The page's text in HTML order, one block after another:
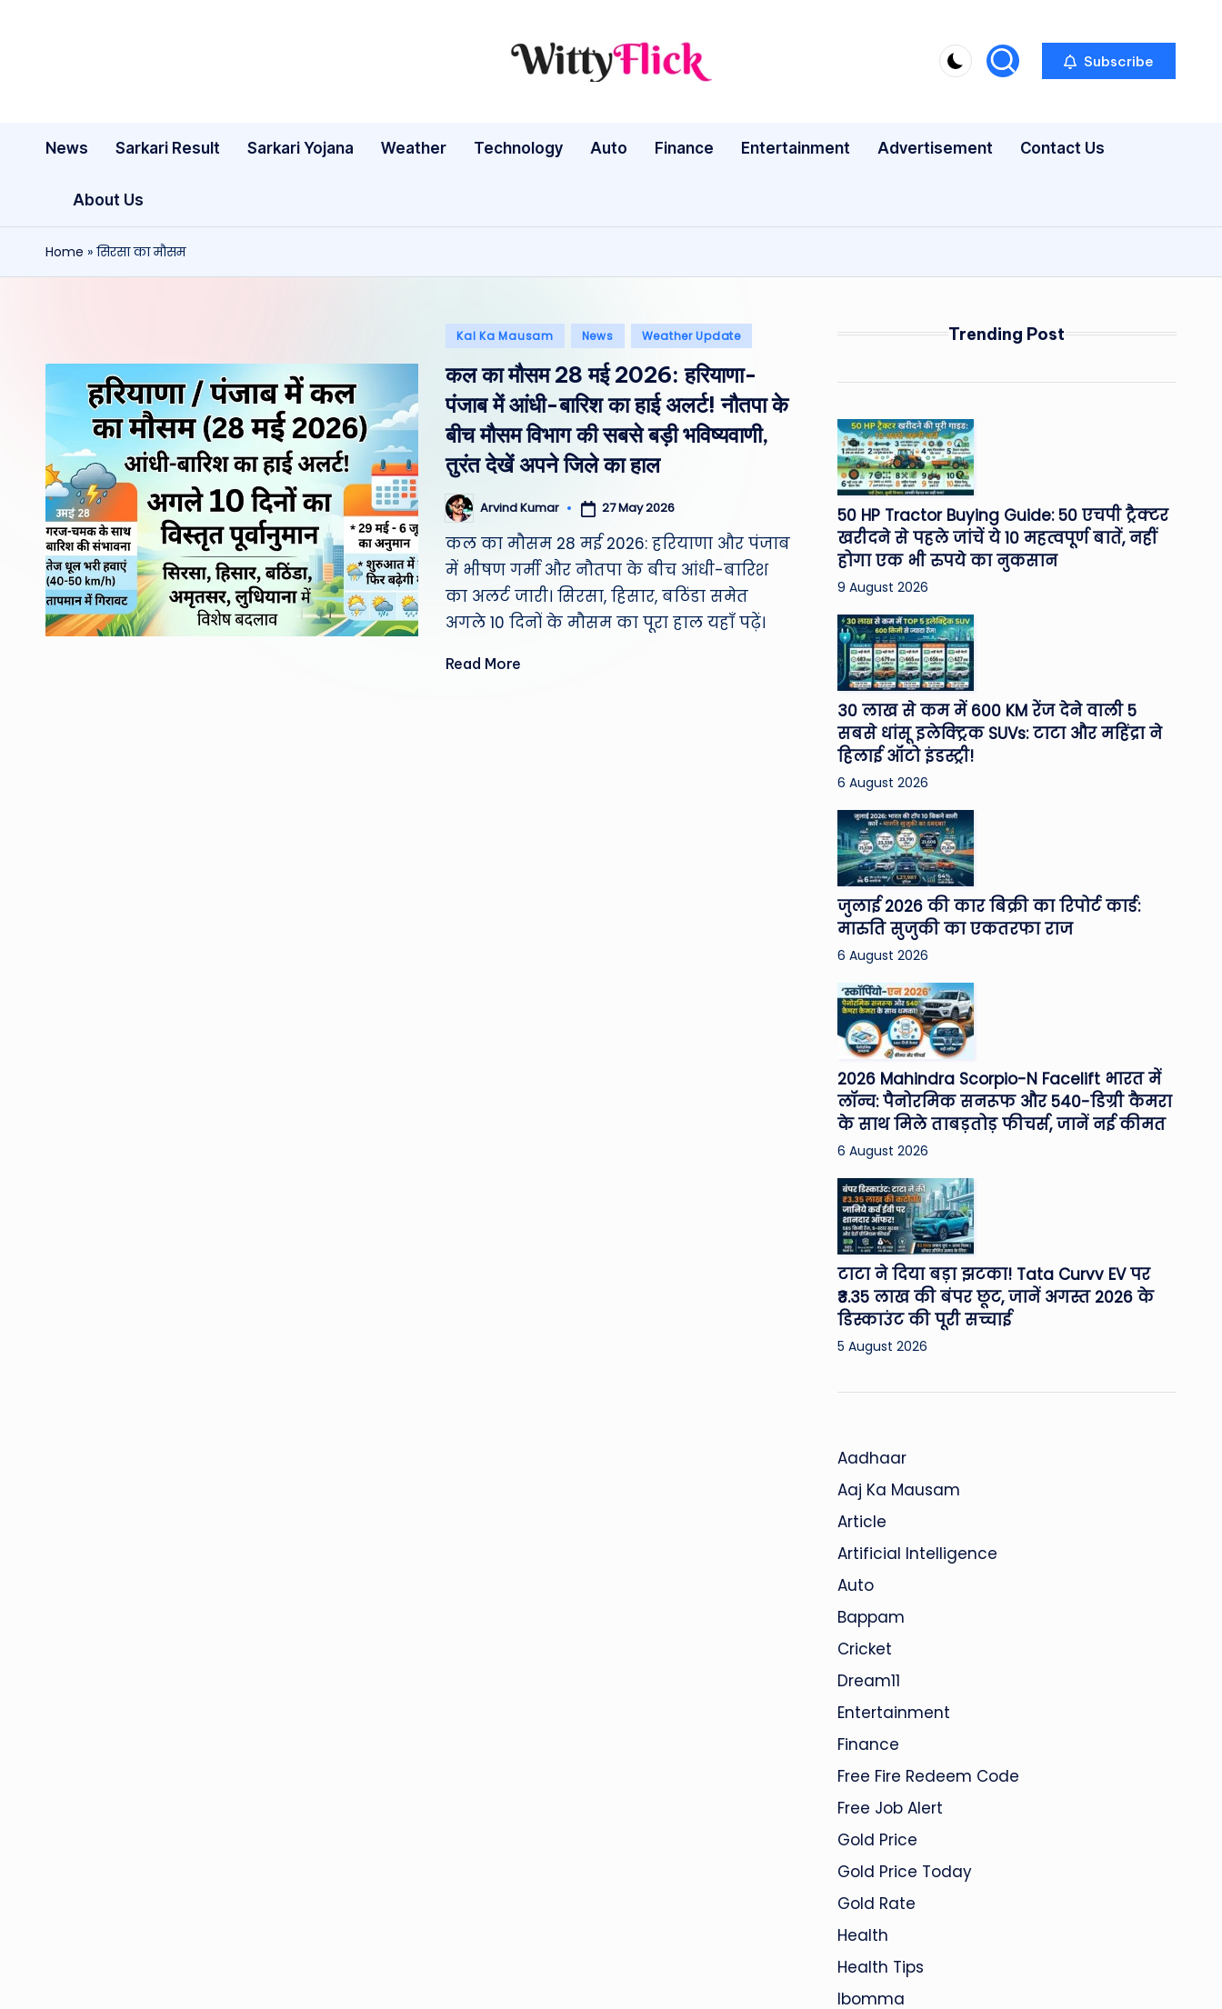
W
ty
ic
k:
a
te
st
W
e
a
th
er
WittyFlick:
Tech
Subscribe
News Sarkari Result Sarkari Yojana Weather Technology Auto Finance Entertainment Advertisement Contact Us
About Us
Home » सिरसा का मौसम
Posted
Kal Ka Mausam News Weather Update
कल का मौसम 28 मई 2026: हरियाणा-
पंजाब में आंधी-बारिश का हाई अलर्ट! नौतपा के
बीच मौसम विभाग की सबसे बड़ी भविष्यवाणी,
तुरंत देखें अपने जिले का हाल
Posted
by
Arvind Kumar 27 May 2026
कल का मौसम 28 मई 2026: हरियाणा और पंजाब
में भीषण गर्मी और नौतपा के बीच आंधी-बारिश
का अलर्ट जारी। सिरसा, हिसार, बठिंडा समेत
अगले 10 दिनों के मौसम का पूरा हाल यहाँ पढ़ें।
Read More
Trending Post
50 HP Tractor Buying Guide: 50 एचपी ट्रैक्टर
खरीदने से पहले जांचें ये 10 महत्वपूर्ण बातें, नहीं
होगा एक भी रुपये का नुकसान
9 August 2026
30 लाख से कम में 600 KM रेंज देने वाली 5
सबसे धांसू इलेक्ट्रिक SUVs: टाटा और महिंद्रा ने
हिलाई ऑटो इंडस्ट्री!
6 August 2026
जुलाई 2026 की कार बिक्री का रिपोर्ट कार्ड:
मारुति सुजुकी का एकतरफा राज
6 August 2026
2026 Mahindra Scorpio-N Facelift भारत में
लॉन्च: पैनोरमिक सनरूफ और 540-डिग्री कैमरा
के साथ मिले ताबड़तोड़ फीचर्स, जानें नई कीमत
6 August 2026
टाटा ने दिया बड़ा झटका! Tata Curvv EV पर
₹3.35 लाख की बंपर छूट, जानें अगस्त 2026 के
डिस्काउंट की पूरी सच्चाई
5 August 2026
Aadhaar
Aaj Ka Mausam
Article
Artificial Intelligence
Auto
Bappam
Cricket
Dream11
Entertainment
Finance
Free Fire Redeem Code
Free Job Alert
Gold Price
Gold Price Today
Gold Rate
Health
Health Tips
Ibomma